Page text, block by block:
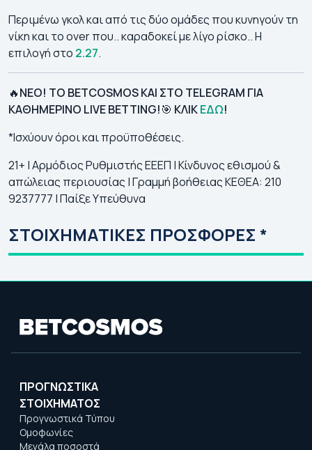
Περιμένω γκολ και από τις δύο ομάδες που κυνηγούν τη
νίκη και το over που.. καραδοκεί με λίγο ρίσκο.. Η
επιλογή στο 2.27.
🔥ΝΕΟ! ΤΟ BETCOSMOS ΚΑΙ ΣΤΟ TELEGRAM ΓΙΑ
ΚΑΘΗΜΕΡΙΝΟ LIVE BETTING!🎯 KΛΙΚΕΔΩ!
*Ισχύουν όροι και προϋποθέσεις.
21+ | Αρμόδιος Ρυθμιστής ΕΕΕΠ | Κίνδυνος εθισμού &
απώλειας περιουσίας | Γραμμή βοήθειας ΚΕΘΕΑ: 210
9237777 | Παίξε Υπεύθυνα
ΣΤΟΙΧΗΜΑΤΙΚΕΣ ΠΡΟΣΦΟΡΕΣ *
ΠΡΟΓΝΩΣΤΙΚΑ
ΣΤΟΙΧΗΜΑΤΟΣ
Προγνωστικά Τύπου
Ομοφωνίες
Μεγάλα ποσοστά